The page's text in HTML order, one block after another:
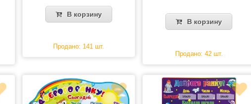
В корзину
Продано: 141 шт.
В корзину
Продано: 42 шт.